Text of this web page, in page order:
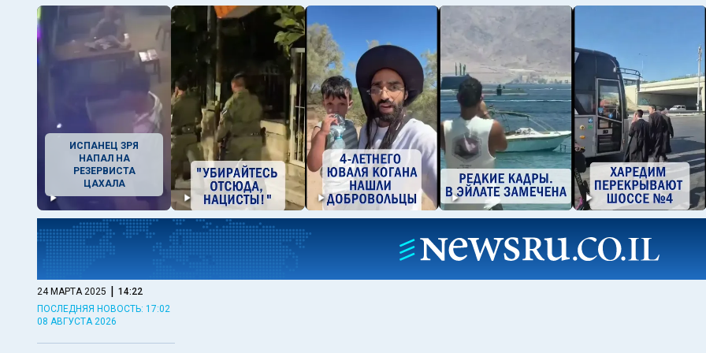
ИСПАНЕЦ ЗРЯ
НАПАЛ НА
РЕЗЕРВИСТА
ЦАХАЛА
24 МАРТА 2025 | 14:22
ПОСЛЕДНЯЯ НОВОСТЬ: 17:02
08 АВГУСТА 2026